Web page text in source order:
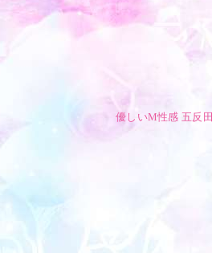
優しいM性感 五反田